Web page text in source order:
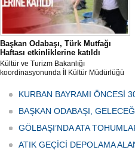
Başkan Odabaşı, Türk Mutfağı
Haftası etkinliklerine katıldı
Kültür ve Turizm Bakanlığı
koordinasyonunda İl Kültür Müdürlüğü
Haftası" etkinlikleri Ankara'da devam
ediyor.
KURBAN BAYRAMI ÖNCESİ
BAŞKAN ODABAŞI,
GÖLBAŞI’NDA ATA
ATIK GEÇİCİ DEPOLAMA